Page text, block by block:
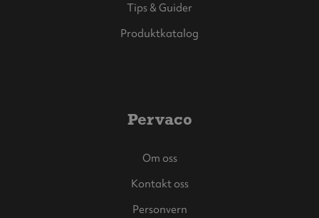
Tips & Guider
Produktkatalog
Pervaco
Om oss
Kontakt oss
Personvern